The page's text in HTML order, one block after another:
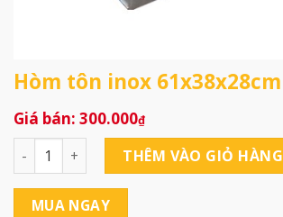
Hòm tôn inox 61x38x28cm
300.000₫
Hòm tôn inox 61x38x28cm số lượng
THÊM VÀO GIỎ HÀNG
MUA NGAY